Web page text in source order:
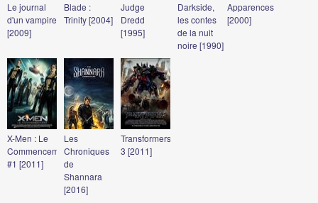
Le journal
d'un vampire
[2009]
Blade :
Trinity [2004]
Judge
Dredd
[1995]
Darkside,
les contes
de la nuit
noire [1990]
Apparences
[2000]
X-Men : Le
Commencement
#1 [2011]
Les
Chroniques
de
Shannara
[2016]
Transformers
3 [2011]